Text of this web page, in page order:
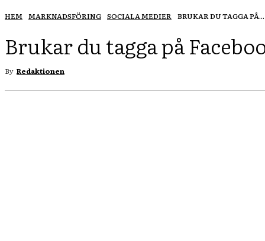
HEM MARKNADSFÖRING SOCIALA MEDIER BRUKAR DU TAGGA PÅ...
Brukar du tagga på
By Redaktionen